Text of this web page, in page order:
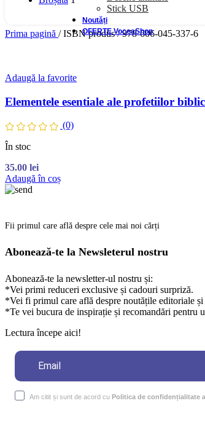
Stick USB
Noutăți
OFERTE VoceaShop
Prima pagină / ISBN produs/ 978-606-045-337-6
Adaugă la favorite
Elementele esentiale ale profetiilor
(0)
În stoc
35.00 lei
Adaugă în coș
Fii primul care află despre cele mai noi cărți
Abonează-te la Newsleterul nostru
Abonează-te la newsletter-ul nostru și:
*Vei primi reduceri exclusive și cadouri surpriză.
*Vei fi primul care află despre noutățile editoriale și
*Te vei bucura de inspirație și recomandări pentru
Lectura începe aici!
Am citit și sunt de acord cu Politica de confidențialitate